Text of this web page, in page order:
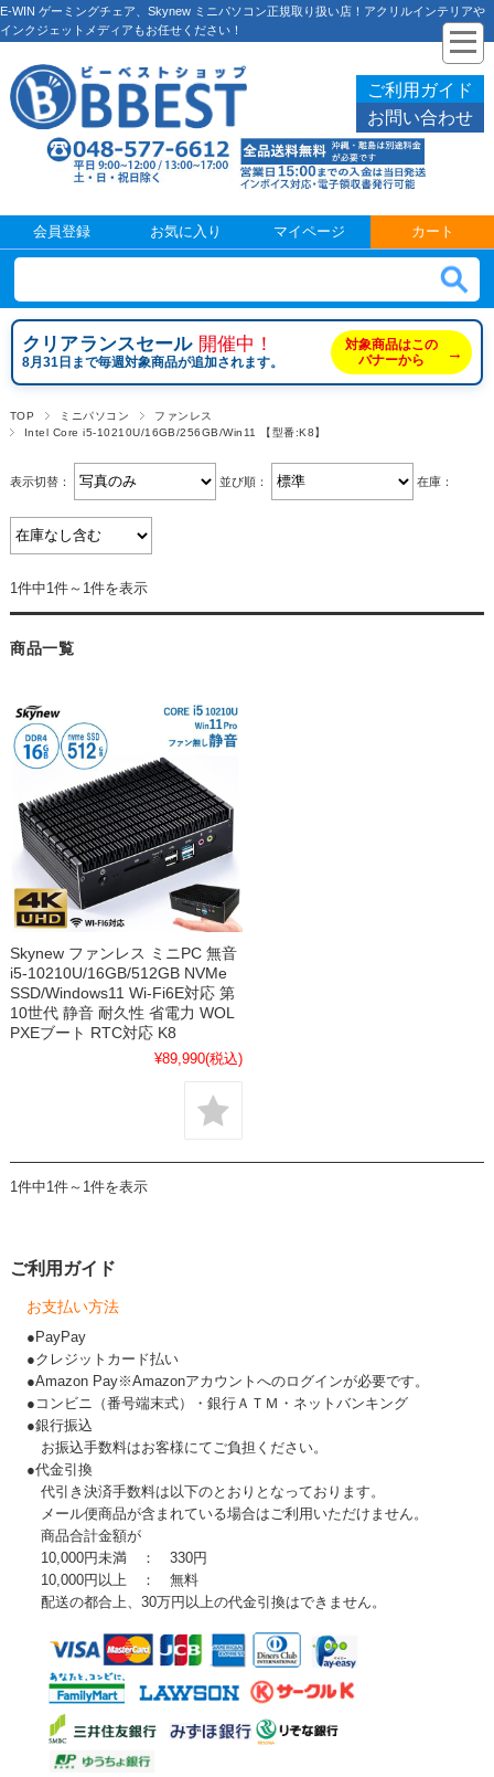
E-WIN ゲーミングチェア、Skynew ミニパソコン正規取り扱い店！アクリルインテリアや
インクジェットメディアもお任せください！
ご利用ガイド
お問い合わせ
会員登録 お気に入り マイページ カート
クリアランスセール 開催中！
8月31日まで毎週対象商品が追加されます。
対象商品はこの
バナーから
→
TOP ミニパソコン
ファンレス
Intel Core i5-10210U/16GB/256GB/Win11 【型番:K8】
表示切替： 並び順： 在庫：
1件中1件～1件を表示
商品一覧
Skynew ファンレス ミニPC 無音
i5-10210U/16GB/512GB NVMe
SSD/Windows11 Wi-Fi6E対応 第
10世代 静音 耐久性 省電力 WOL
PXEブート RTC対応 K8
¥89,990(税込)
1件中1件～1件を表示
ご利用ガイド
お支払い方法
●PayPay
●クレジットカード払い
●Amazon Pay※Amazonアカウントへのログインが必要です。
●コンビニ（番号端末式）・銀行ＡＴＭ・ネットバンキング
●銀行振込
お振込手数料はお客様にてご負担ください。
●代金引換
代引き決済手数料は以下のとおりとなっております。
メール便商品が含まれている場合はご利用いただけません。
商品合計金額が
10,000円未満 ： 330円
10,000円以上 ： 無料
配送の都合上、30万円以上の代金引換はできません。